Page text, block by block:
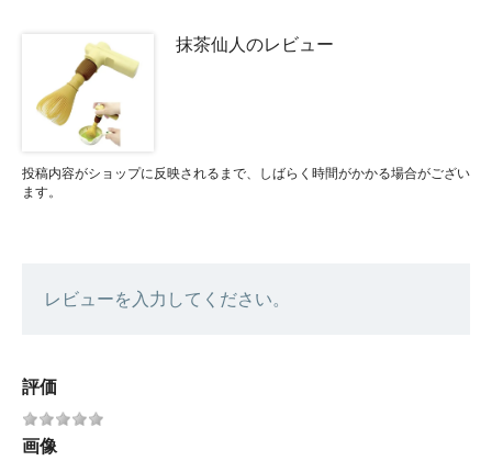
抹茶仙人のレビュー
投稿内容がショップに反映されるまで、しばらく時間がかかる場合がござい
ます。
レビューを入力してください。
評価
画像